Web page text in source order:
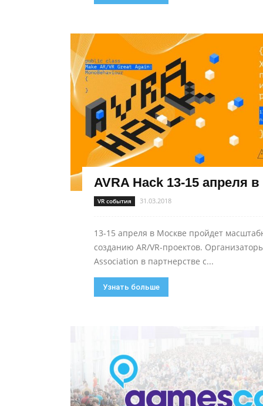
AVRA Hack 13-15 апреля
VR события 31.03.2018
13-15 апреля в Москве пройдет
созданию AR/VR-проектов.
Association в партнерстве с...
Узнать больше